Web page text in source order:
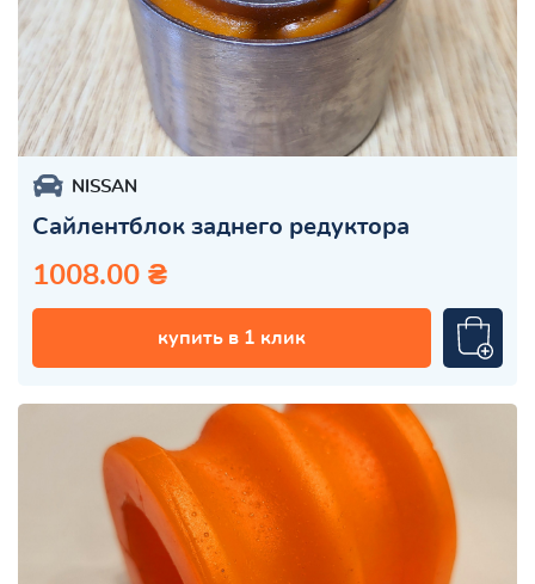
NISSAN
Сайлентблок заднего редуктора
1008.00 ₴
купить в 1 клик